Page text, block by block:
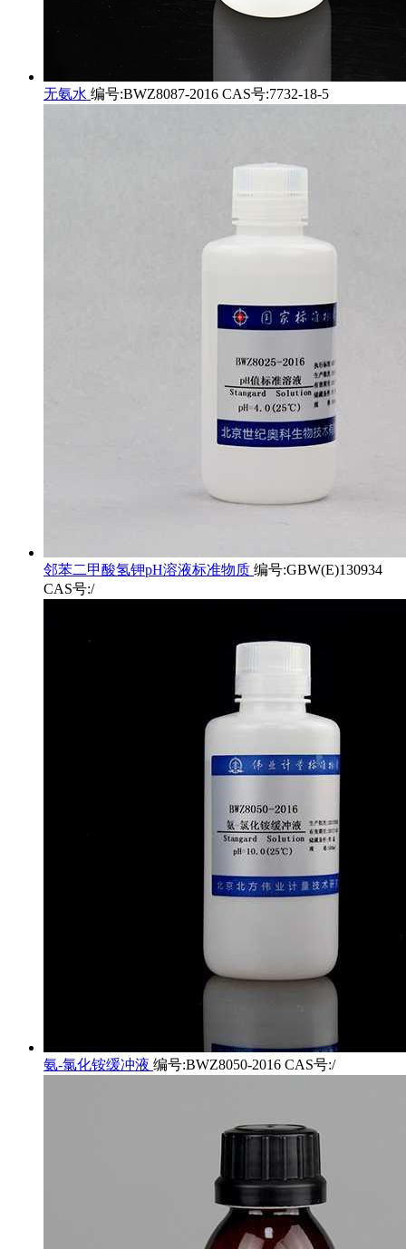
无氨水 编号:BWZ8087-2016 CAS号:7732-18-5
邻苯二甲酸氢钾pH溶液标准物质 编号:GBW(E)130934
CAS号:/
氨-氯化铵缓冲液 编号:BWZ8050-2016 CAS号:/